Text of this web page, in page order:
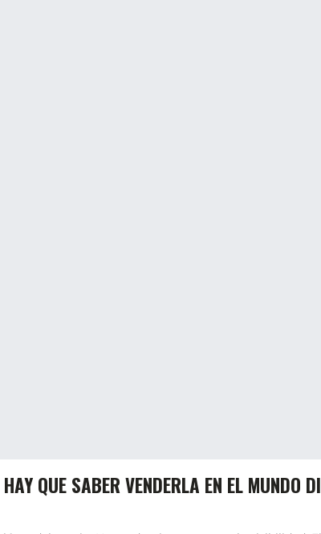
QUE SABER VENDERLA EN EL MUNDO